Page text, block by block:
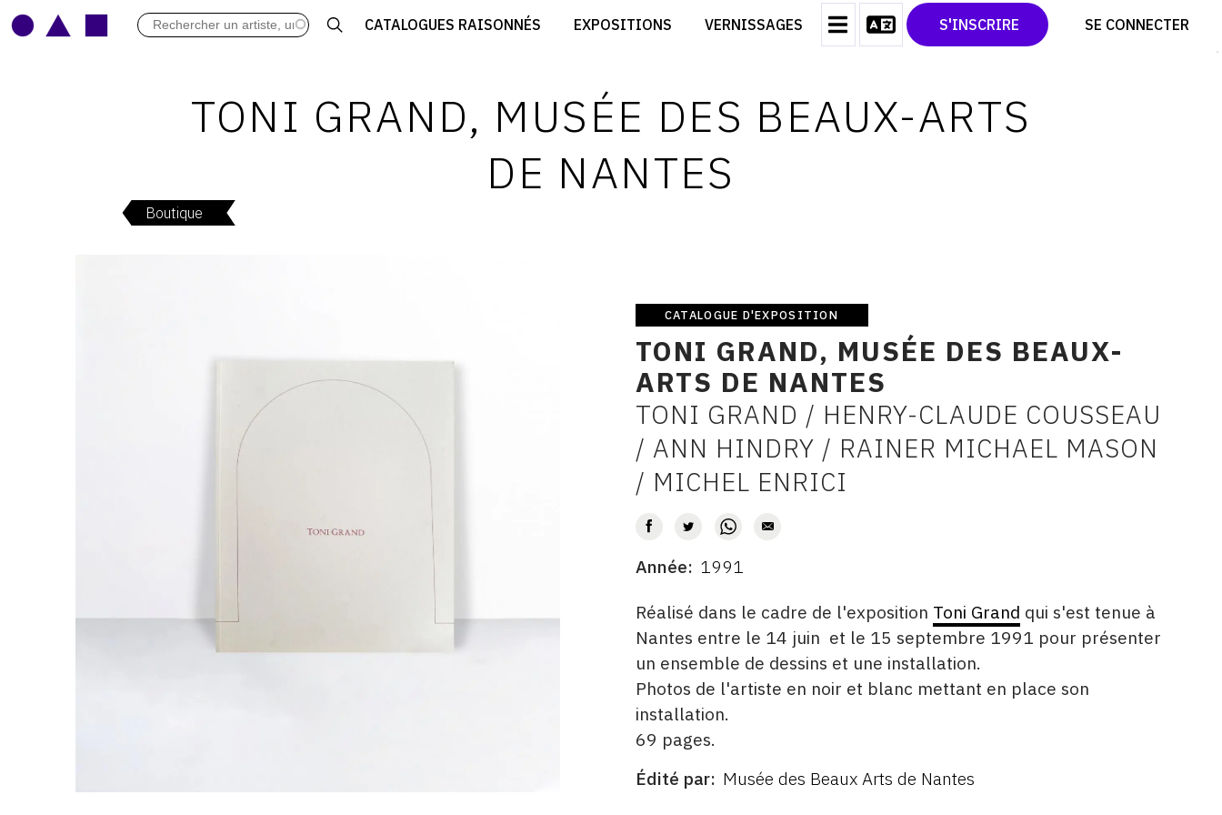
CATALOGUES RAISONNÉS EXPOSITIONS VERNISSAGES S'INSCRIRE SE CONNECTER
ARCHIVES DES EXPOSITIONS
LEXIQUE ARTISTIQUE
CRÉER SON CATALOGUE D'EXPO
DEVENIR CONTRIBUTEUR
CONTACT
CGU
TWITTER
PINTEREST
TONI GRAND, MUSÉE DES BEAUX-ARTS
DE NANTES
Boutique
Catalogue
d&#039;exposition
CATALOGUE D'EXPOSITION
TONI GRAND, MUSÉE DES BEAUX-
ARTS DE NANTES
AUTEUR
TONI GRAND / HENRY-CLAUDE COUSSEAU
/ ANN HINDRY / RAINER MICHAEL MASON
/ MICHEL ENRICI
DATE
Année 1991
DESCRITPTION
Réalisé dans le cadre de l'exposition Toni Grand qui s'est tenue à
Nantes entre le 14 juin et le 15 septembre 1991 pour présenter
un ensemble de dessins et une installation.
Photos de l'artiste en noir et blanc mettant en place son
installation.
69 pages.
ÉDITÉ
Édité par Musée des Beaux Arts de Nantes